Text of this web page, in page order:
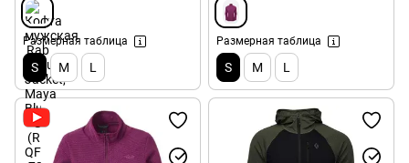
Размерная таблица
S M L
Размерная таблица
S M L